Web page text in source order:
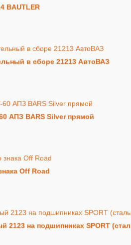
Термостат 21213/14 BAUTLER
в сборе 21213 АвтоВАЗ
Аккумулятор 6CT-60 АПЗ BARS Silver прямой
Off Road
2123 на подшипниках SPORT